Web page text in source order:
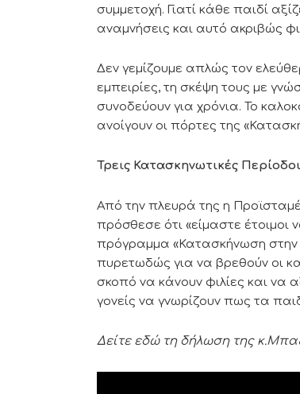
συμμετοχή. Γιατί κάθε παιδί
αναμνήσεις και αυτό ακριβώς
Δεν γεμίζουμε απλώς τον
εμπειρίες, τη σκέψη τους με
συνοδεύουν για χρόνια. Το
ανοίγουν οι πόρτες της
Τρεις Κατασκηνωτικές Περίοδοι
Από την πλευρά της η
πρόσθεσε ότι «είμαστε
πρόγραμμα «Κατασκήνωση στην
πυρετωδώς για να βρεθούν οι
σκοπό να κάνουν φιλίες και να
γονείς να γνωρίζουν πως τα
Δείτε εδώ τη δήλωση της